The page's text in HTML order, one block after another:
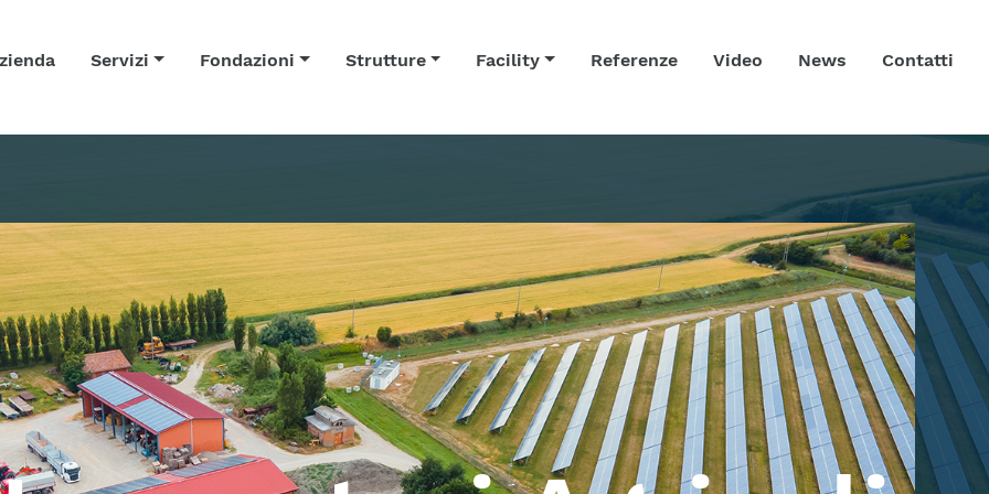
Servizi Fondazioni Strutture Facility Referenze Video News Contatti